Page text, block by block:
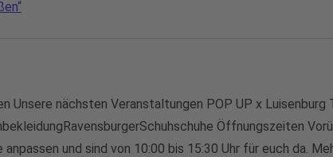
Unsere nächsten Veranstaltungen POP UP x
Öffnungszeiten
und sind von 10:00 bis 15:30 Uhr für euch da.